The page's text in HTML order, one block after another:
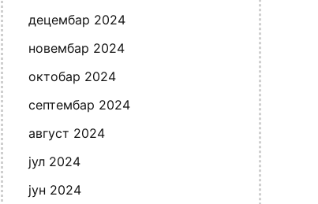
децембар 2024
новембар 2024
октобар 2024
септембар 2024
август 2024
јул 2024
јун 2024